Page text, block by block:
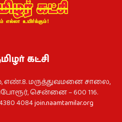
கட்சி
எண்.8. மருத்துவமனை சாலை,
சென்னை – 600 116.
4084join.naamtamilar.org